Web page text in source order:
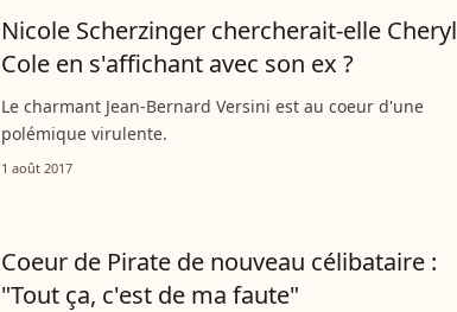
Nicole Scherzinger chercherait-elle Cheryl
Cole en s'affichant avec son ex ?
Le charmant Jean-Bernard Versini est au coeur d'une
polémique virulente.
1 août 2017
Coeur de Pirate de nouveau célibataire :
"Tout ça, c'est de ma faute"